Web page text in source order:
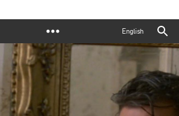
English